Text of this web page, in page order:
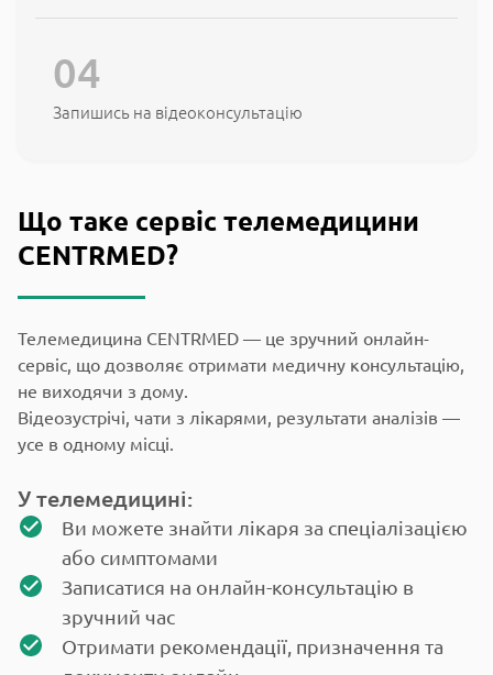
Запишись на відеоконсультацію
Що таке сервіс телемедицини
CENTRMED?
Телемедицина CENTRMED — це зручний онлайн-
сервіс, що дозволяє отримати медичну консультацію,
не виходячи з дому.
Відеозустрічі, чати з лікарями, результати аналізів —
усе в одному місці.
У телемедицині:
Ви можете знайти лікаря за спеціалізацією
або симптомами
Записатися на онлайн-консультацію в
зручний час
Отримати рекомендації, призначення та